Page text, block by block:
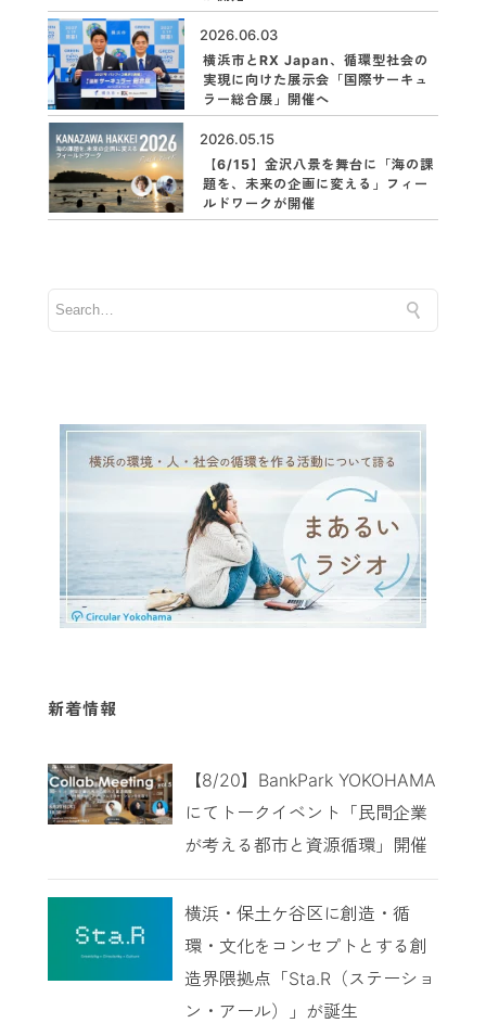
2026.06.03
横浜市とRX Japan、循環型社会の
実現に向けた展示会「国際サーキュ
ラー総合展」開催へ
2026.05.15
【6/15】金沢八景を舞台に「海の課
題を、未来の企画に変える」フィー
ルドワークが開催
新着情報
【8/20】BankPark YOKOHAMA
にてトークイベント「民間企業
が考える都市と資源循環」開催
横浜・保土ケ谷区に創造・循
環・文化をコンセプトとする創
造界隈拠点「Sta.R（ステーショ
ン・アール）」が誕生